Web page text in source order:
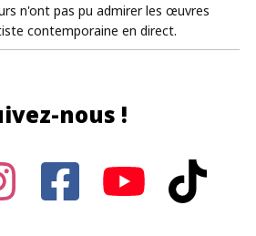
n'ont pas pu admirer les œuvres
contemporaine en direct.
nous !